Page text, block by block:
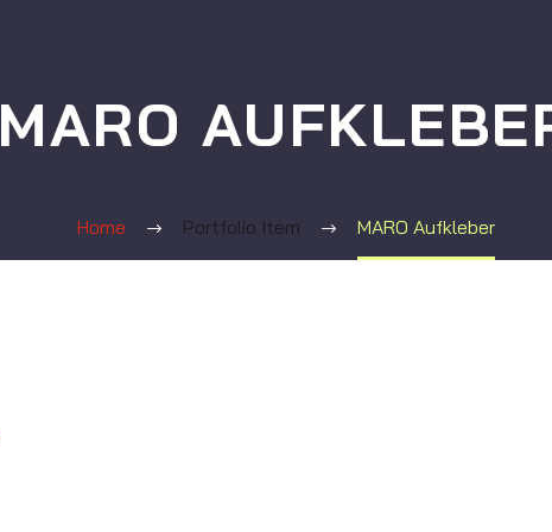
MARO
Home Portfolio Item MARO Aufkleber